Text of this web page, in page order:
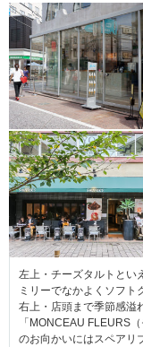
左上・チーズタルトとい
ミリーでなかよくソフト
右上・店頭まで季節感溢
「MONCEAU FLEURS
のお向かいにはスペアリ